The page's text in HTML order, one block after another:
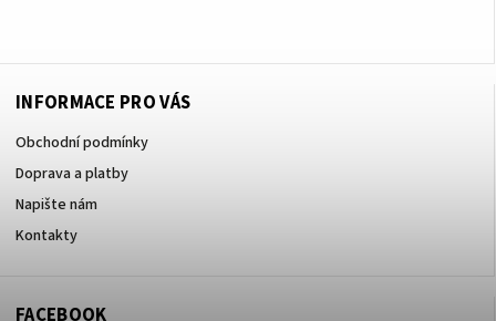
INFORMACE PRO VÁS
Obchodní podmínky
Doprava a platby
Napište nám
Kontakty
FACEBOOK